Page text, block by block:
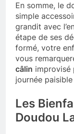
En somme, le
simple
grandit avec
étape de ses
formé, votre
vous
câlin improvisé
journée
Les
Doudou